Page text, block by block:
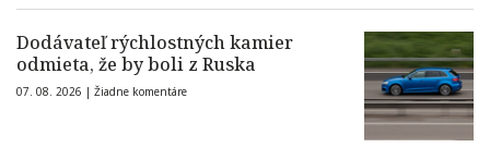
Dodávateľ rýchlostných kamier
odmieta, že by boli z Ruska
07. 08. 2026 | Žiadne komentáre